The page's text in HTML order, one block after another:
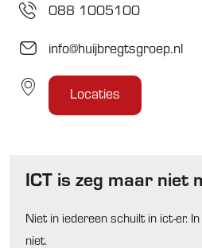
088 1005100
info@huijbregtsgroep.nl
Locaties
ICT is zeg maar niet
Niet in iedereen schuilt in ict-er.
niet.